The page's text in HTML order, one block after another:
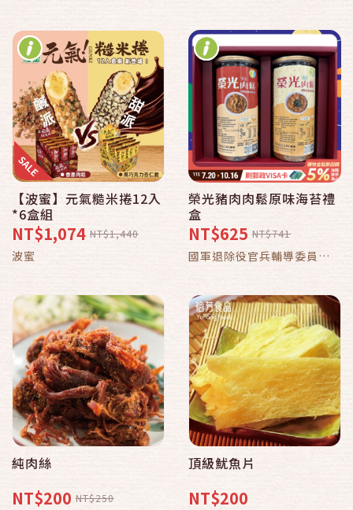
【波蜜】元氣糙米捲12入
*6盒組
NT$1,074 NT$1,440
波蜜
榮光豬肉肉鬆原味海苔禮
盒
NT$625 NT$741
國軍退除役官兵輔導委員會
純肉絲
NT$200 NT$250
頂級魷魚片
NT$200